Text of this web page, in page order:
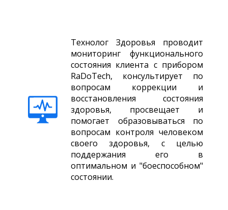
Технолог Здоровья проводит
мониторинг функционального
состояния клиента с прибором
RaDoTech, консультирует по
вопросам коррекции и
восстановления состояния
здоровья, просвещает и
помогает образовываться по
вопросам контроля человеком
своего здоровья, с целью
поддержания его в
оптимальном и "боеспособном"
состоянии.